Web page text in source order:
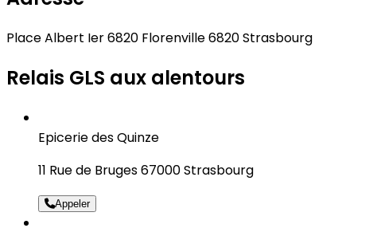
Place Albert Ier 6820 Florenville 6820 Strasbourg
Relais GLS aux alentours
Epicerie des Quinze
11 Rue de Bruges 67000 Strasbourg
Appeler